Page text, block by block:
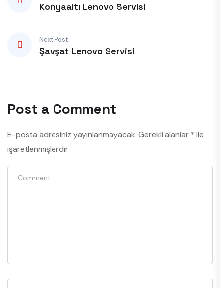
Konyaaltı Lenovo Servisi
Next Post
Şavşat Lenovo Servisi
Post a Comment
E-posta adresiniz yayınlanmayacak. Gerekli alanlar * ile
işaretlenmişlerdir